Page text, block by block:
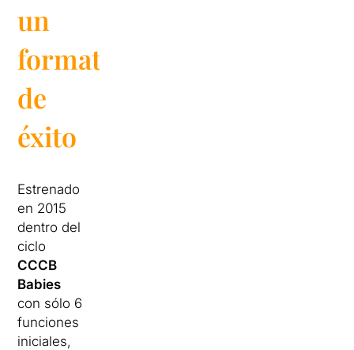
un
formato
de
éxito
Estrenado
en 2015
dentro del
ciclo
CCCB
Babies
con sólo 6
funciones
iniciales,